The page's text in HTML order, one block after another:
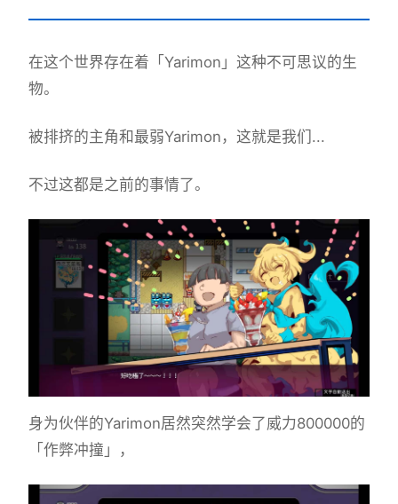
在这个世界存在着「Yarimon」这种不可思议的生
物。
被排挤的主角和最弱Yarimon，这就是我们...
不过这都是之前的事情了。
身为伙伴的Yarimon居然突然学会了威力800000的
「作弊冲撞」，